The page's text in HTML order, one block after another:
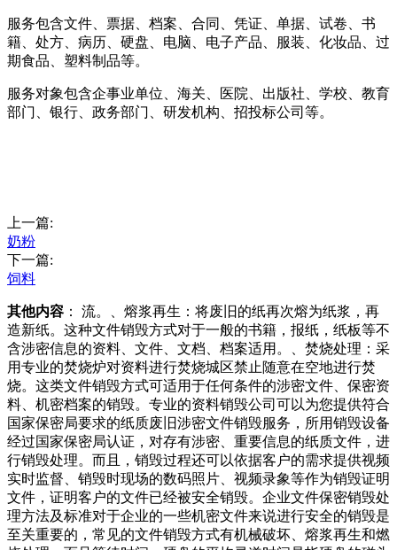
服务包含文件、票据、档案、合同、凭证、单据、试卷、书
籍、处方、病历、硬盘、电脑、电子产品、服装、化妆品、过
期食品、塑料制品等。
服务对象包含企事业单位、海关、医院、出版社、学校、教育
部门、银行、政务部门、研发机构、招投标公司等。
上一篇:
奶粉
下一篇:
饲料
其他内容 ： 流。、熔浆再生：将废旧的纸再次熔为纸浆，再
造新纸。这种文件销毁方式对于一般的书籍，报纸，纸板等不
含涉密信息的资料、文件、文档、档案适用。、焚烧处理：采
用专业的焚烧炉对资料进行焚烧城区禁止随意在空地进行焚
烧。这类文件销毁方式可适用于任何条件的涉密文件、保密资
料、机密档案的销毁。专业的资料销毁公司可以为您提供符合
国家保密局要求的纸质废旧涉密文件销毁服务，所用销毁设备
经过国家保密局认证，对存有涉密、重要信息的纸质文件，进
行销毁处理。而且，销毁过程还可以依据客户的需求提供视频
实时监督、销毁时现场的数码照片、视频录象等作为销毁证明
文件，证明客户的文件已经被安全销毁。企业文件保密销毁处
理方法及标准对于企业的一些机密文件来说进行安全的销毁是
至关重要的，常见的文件销毁方式有机械破坏、熔浆再生和燃